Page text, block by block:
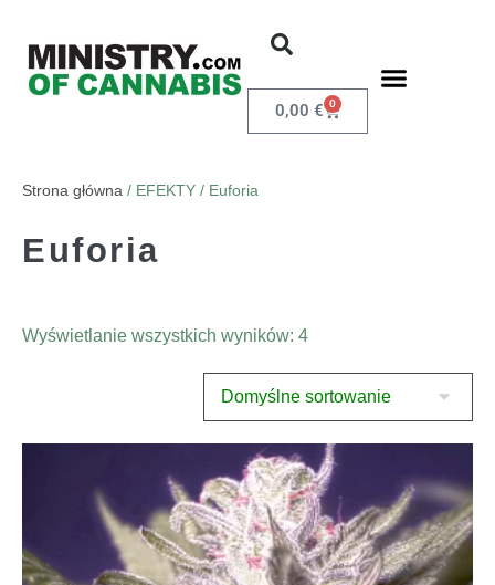
0,00 € 0
Strona główna / EFEKTY / Euforia
Euforia
Wyświetlanie wszystkich wyników: 4